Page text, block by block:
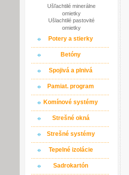
Ušľachtilé minerálne
omietky
Ušlachtilé pastovité
omietky
Potery a stierky
Betóny
Spojivá a plnivá
Pamiat. program
Komínové systémy
Strešné okná
Strešné systémy
Tepelné izolácie
Sadrokartón